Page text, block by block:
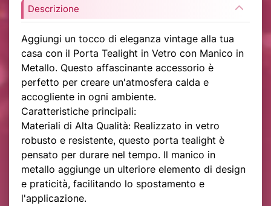
Descrizione
Aggiungi un tocco di eleganza vintage alla tua
casa con il Porta Tealight in Vetro con Manico in
Metallo. Questo affascinante accessorio è
perfetto per creare un'atmosfera calda e
accogliente in ogni ambiente.
Caratteristiche principali:
Materiali di Alta Qualità: Realizzato in vetro
robusto e resistente, questo porta tealight è
pensato per durare nel tempo. Il manico in
metallo aggiunge un ulteriore elemento di design
e praticità, facilitando lo spostamento e
l'applicazione.